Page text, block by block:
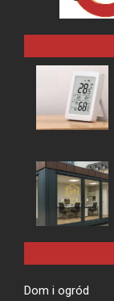
Dom i ogród